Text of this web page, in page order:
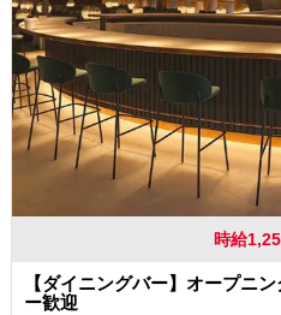
時給
【ダイニングバー】オープニ
ー歓迎